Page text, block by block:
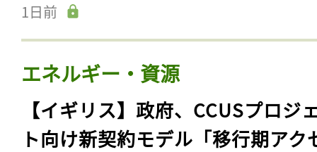
1日前
エネルギー・資源
【イギリス】政府、CCUSプロジ
ト向け新契約モデル「移行期アク